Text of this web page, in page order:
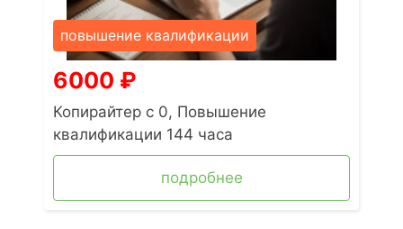
повышение квалификации
6000 ₽
Копирайтер с 0, Повышение
квалификации 144 часа
подробнее